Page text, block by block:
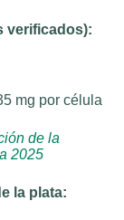
verificados):
mg por célula
de la
2025
la plata: